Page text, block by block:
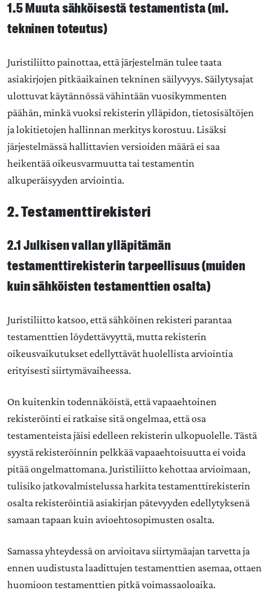
1.5 Muuta sähköisestä testamentista (ml.
tekninen toteutus)
Juristiliitto painottaa, että järjestelmän tulee taata
asiakirjojen pitkäaikainen tekninen säilyvyys. Säilytysajat
ulottuvat käytännössä vähintään vuosikymmenten
päähän, minkä vuoksi rekisterin ylläpidon, tietosisältöjen
ja lokitietojen hallinnan merkitys korostuu. Lisäksi
järjestelmässä hallittavien versioiden määrä ei saa
heikentää oikeusvarmuutta tai testamentin
alkuperäisyyden arviointia.
2. Testamenttirekisteri
2.1 Julkisen vallan ylläpitämän
testamenttirekisterin tarpeellisuus (muiden
kuin sähköisten testamenttien osalta)
Juristiliitto katsoo, että sähköinen rekisteri parantaa
testamenttien löydettävyyttä, mutta rekisterin
oikeusvaikutukset edellyttävät huolellista arviointia
erityisesti siirtymävaiheessa.
On kuitenkin todennäköistä, että vapaaehtoinen
rekisteröinti ei ratkaise sitä ongelmaa, että osa
testamenteista jäisi edelleen rekisterin ulkopuolelle. Tästä
syystä rekisteröinnin pelkkää vapaaehtoisuutta ei voida
pitää ongelmattomana. Juristiliitto kehottaa arvioimaan,
tulisiko jatkovalmistelussa harkita testamenttirekisterin
osalta rekisteröintiä asiakirjan pätevyyden edellytyksenä
samaan tapaan kuin avioehtosopimusten osalta.
Samassa yhteydessä on arvioitava siirtymäajan tarvetta ja
ennen uudistusta laadittujen testamenttien asemaa, ottaen
huomioon testamenttien pitkä voimassaoloaika.